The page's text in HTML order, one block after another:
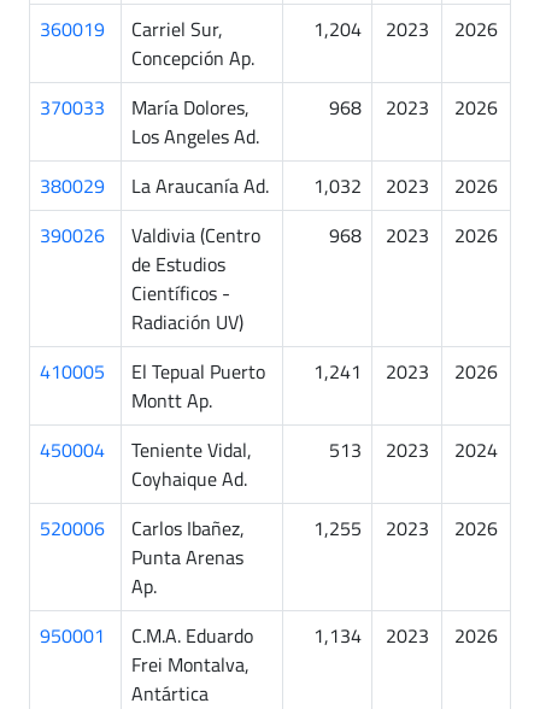
360019
Carriel Sur,
Concepción Ap.
1,204 2023 2026
370033
María Dolores,
Los Angeles Ad.
968 2023 2026
380029 La Araucanía Ad. 1,032 2023
2026
390026
Valdivia (Centro
de Estudios
Científicos -
Radiación UV)
968 2023 2026
410005
El Tepual Puerto
Montt Ap.
1,241 2023 2026
450004
Teniente Vidal,
Coyhaique Ad.
513 2023 2024
520006
Carlos Ibañez,
Punta Arenas
Ap.
1,255 2023 2026
950001
C.M.A. Eduardo
Frei Montalva,
Antártica
1,134 2023 2026